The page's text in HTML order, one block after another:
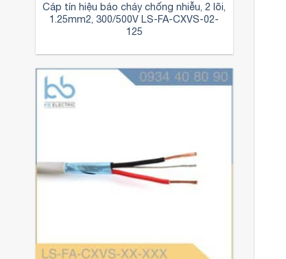
Cáp tín hiệu báo cháy chống nhiễu, 2 lõi,
1.25mm2, 300/500V LS-FA-CXVS-02-
125